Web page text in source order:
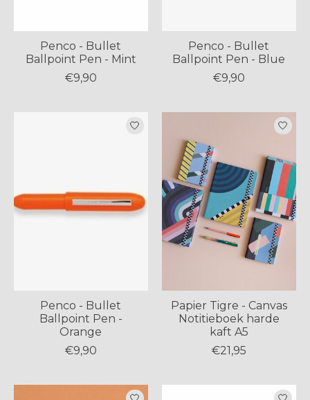
Penco - Bullet
Ballpoint Pen - Mint
€9,90
Penco - Bullet
Ballpoint Pen - Blue
€9,90
Penco - Bullet
Ballpoint Pen -
Orange
€9,90
Papier Tigre - Canvas
Notitieboek harde
kaft A5
€21,95